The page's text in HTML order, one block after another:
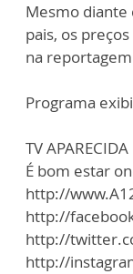
Mesmo
pais, os
na
Programa
TV APARECIDA
É bom estar
http://
http://
http://
http://